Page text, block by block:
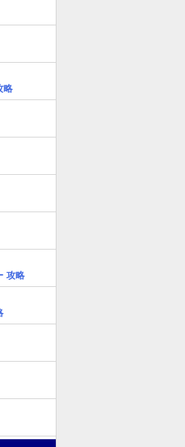
略
攻略